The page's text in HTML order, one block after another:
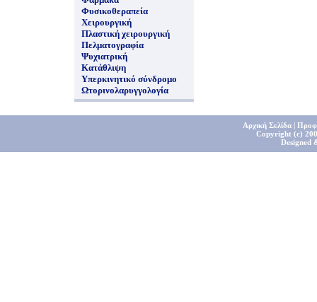
Φυσικοθεραπεία
Χειρουργική
Πλαστική χειρουργική
Πελματογραφία
Ψυχιατρική
Κατάθλιψη
Υπερκινητικό σύνδρομο
Ωτορινολαρυγγολογία
Αρχική Σελίδα|
Copyright (c)
Designed